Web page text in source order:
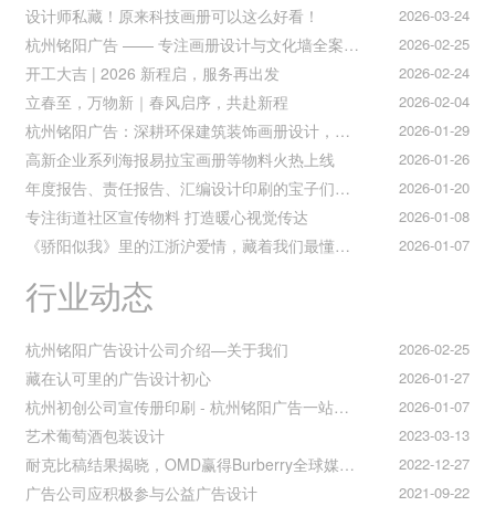
2026-03-24
设计师私藏！原来科技画册可以这么好看！
2026-02-25
杭州铭阳广告 —— 专注画册设计与文化墙全案落地
2026-02-24
开工大吉 | 2026 新程启，服务再出发
2026-02-04
立春至，万物新｜春风启序，共赴新程
2026-01-29
杭州铭阳广告：深耕环保建筑装饰画册设计，赋能空间美学与可持续发展
2026-01-26
高新企业系列海报易拉宝画册等物料火热上线
2026-01-20
年度报告、责任报告、汇编设计印刷的宝子们集合！
2026-01-08
专注街道社区宣传物料 打造暖心视觉传达
2026-01-07
《骄阳似我》里的江浙沪爱情，藏着我们最懂的温柔与默契
行业动态
2026-02-25
杭州铭阳广告设计公司介绍—关于我们
2026-01-27
藏在认可里的广告设计初心
2026-01-07
杭州初创公司宣传册印刷 - 杭州铭阳广告一站式解决方案
2023-03-13
艺术葡萄酒包装设计
2022-12-27
耐克比稿结果揭晓，OMD赢得Burberry全球媒介业务（转自广告狂人日报）
2021-09-22
广告公司应积极参与公益广告设计